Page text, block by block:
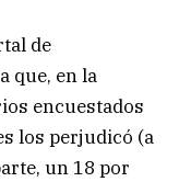
de
que, en la
encuestados
los perjudicó (a
un 18 por